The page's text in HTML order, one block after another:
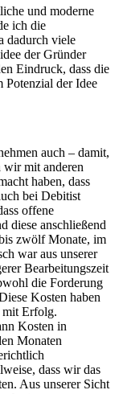
und moderne
ich die
dadurch viele
der Gründer
Eindruck, dass die
Potenzial der Idee
auch – damit,
wir mit anderen
haben, dass
bei Debitist
offene
diese anschließend
zwölf Monate, im
war aus unserer
Bearbeitungszeit
die Forderung
Kosten haben
mit Erfolg.
Kosten in
Monaten
dass wir das
Aus unserer Sicht